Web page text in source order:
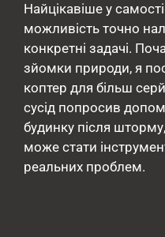
Найцікавіше у
можливість точно
конкретні задачі.
зйомки природи, я
коптер для більш
сусід попросив
будинку після
може стати
реальних проблем.